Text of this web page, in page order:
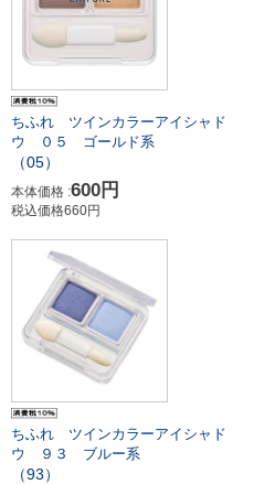
ちふれ ツインカラーアイシャド
ウ ０５ ゴールド系
（05）
本体価格 :600円
税込価格660円
ちふれ ツインカラーアイシャド
ウ ９３ ブルー系
（93）